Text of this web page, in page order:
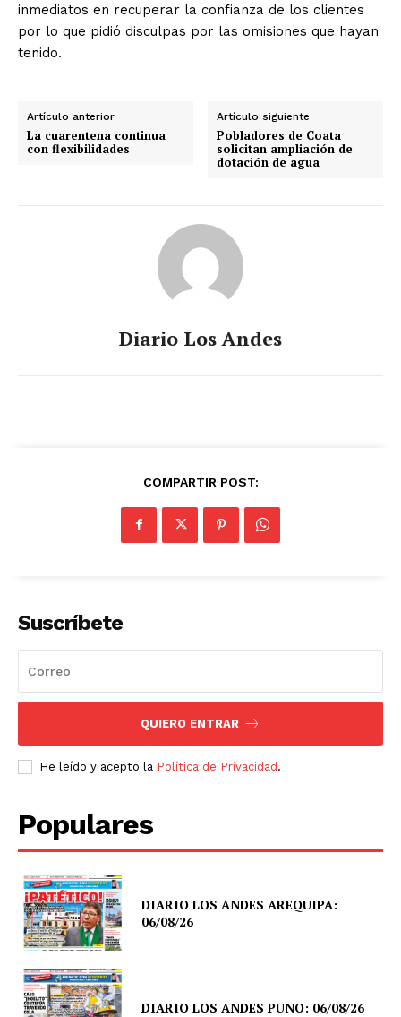
inmediatos en recuperar la confianza de los clientes
por lo que pidió disculpas por las omisiones que hayan
tenido.
Artículo anterior
La cuarentena continua
con flexibilidades
Artículo siguiente
Pobladores de Coata
solicitan ampliación de
dotación de agua
Diario Los Andes
COMPARTIR POST:
Suscríbete
QUIERO ENTRAR
He leído y acepto la Política de Privacidad.
Populares
DIARIO LOS ANDES AREQUIPA:
06/08/26
DIARIO LOS ANDES PUNO: 06/08/26